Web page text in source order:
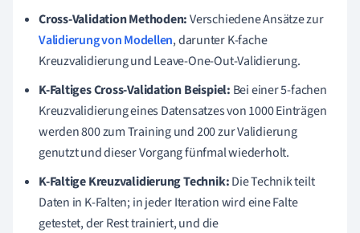
Cross-Validation Methoden:Verschiedene Ansätze zur
Validierung von Modellen, darunter K-fache
Kreuzvalidierung und Leave-One-Out-Validierung.
K-Faltiges Cross-Validation Beispiel: Bei einer 5-fachen
Kreuzvalidierung eines Datensatzes von 1000 Einträgen
werden 800 zum Training und 200 zur Validierung
genutzt und dieser Vorgang fünfmal wiederholt.
K-Faltige Kreuzvalidierung Technik:Die Technik teilt
Daten in K-Falten; in jeder Iteration wird eine Falte
getestet, der Rest trainiert, und die